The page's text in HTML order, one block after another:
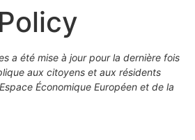
a été mise à jour pour la dernière fois
aux citoyens et aux résidents
Économique Européen et de la